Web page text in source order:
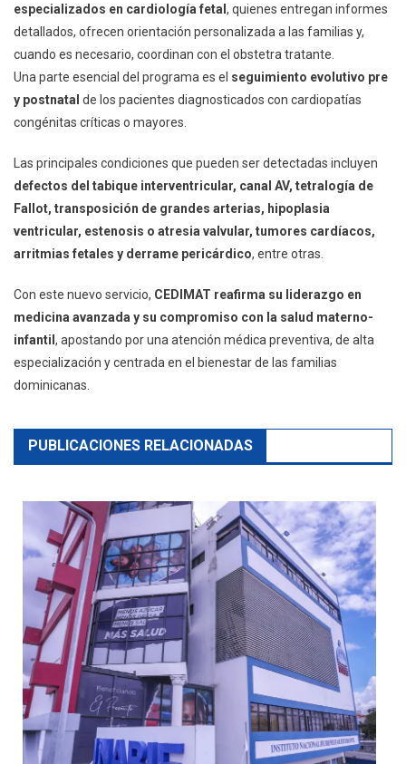
especializados en cardiología fetal , quienes entregan informes
detallados, ofrecen orientación personalizada a las familias y,
cuando es necesario, coordinan con el obstetra tratante.
Una parte esencial del programa es el seguimiento evolutivo pre
y postnatal de los pacientes diagnosticados con cardiopatías
congénitas críticas o mayores.
Las principales condiciones que pueden ser detectadas incluyen
defectos del tabique interventricular, canal AV, tetralogía de
Fallot, transposición de grandes arterias, hipoplasia
ventricular, estenosis o atresia valvular, tumores cardíacos,
arritmias fetales y derrame pericárdico, entre otras.
Con este nuevo servicio, CEDIMAT reafirma su liderazgo en
medicina avanzada y su compromiso con la salud materno-
infantil , apostando por una atención médica preventiva, de alta
especialización y centrada en el bienestar de las familias
dominicanas.
PUBLICACIONES RELACIONADAS